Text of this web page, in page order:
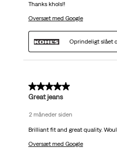
Thanks khols!!
Oversæt med Google
Oprindeligt slået
5 ud af 5 stjerner.
Great jeans
2 måneder siden
Brilliant fit and great quality.
Oversæt med Google